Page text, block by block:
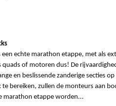
een echte marathon etappe, met als
quads of motoren dus! De
en beslissende zanderige secties
te bereiken, zullen de monteurs aan
marathon etappe worden...